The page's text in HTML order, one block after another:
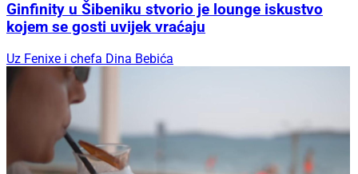
Ginfinity u Šibeniku stvorio je lounge iskustvo
kojem se gosti uvijek vraćaju
Uz Fenixe i chefa Dina Bebića